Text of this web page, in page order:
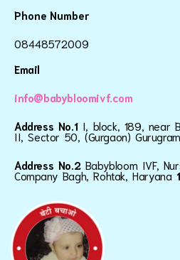
Phone Number
08448572009
Email
info@babybloomivf.com
Address No.1 I, block, 189, near
II, Sector 50, (Gurgaon)
Address No.2 Babybloom IVF,
Company Bagh, Rohtak, Haryana